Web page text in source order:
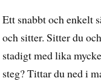
Ett snabbt och enkelt
och sitter. Sitter du
stadigt med lika
steg? Tittar du ned i